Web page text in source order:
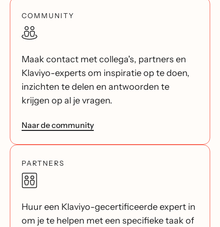
COMMUNITY
Maak contact met collega's, partners en
Klaviyo-experts om inspiratie op te doen,
inzichten te delen en antwoorden te
krijgen op al je vragen.
Naar de community
PARTNERS
Huur een Klaviyo-gecertificeerde expert in
om je te helpen met een specifieke taak of